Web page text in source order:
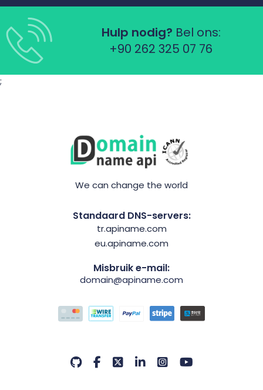
Hulp nodig? Bel ons:
+90 262 325 07 76
;
We can change the world
Standaard DNS-servers:
tr.apiname.com
eu.apiname.com
Misbruik e-mail:
domain@apiname.com